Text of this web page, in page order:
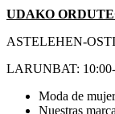
UDAKO
ASTELEHEN-
LARUNBAT:
Moda de
Nuestras